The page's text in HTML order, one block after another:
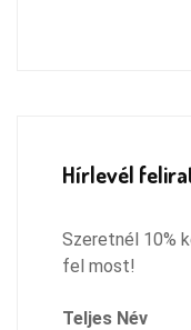
Hírlevél
Szeretnél 10%
fel most!
Teljes Név